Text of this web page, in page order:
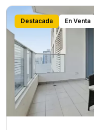
Destacada En Venta